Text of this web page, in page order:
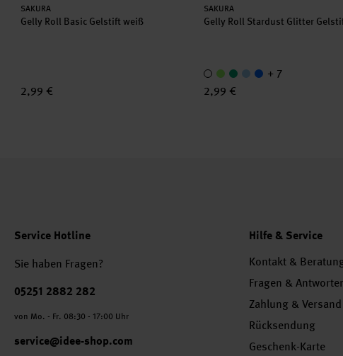
Hersteller:
SAKURA
Gelly Roll Basic Gelstift weiß
2,99 €
Hersteller:
SAKURA
Gelly Roll Stardust Glitter
+ 7
2,99 €
Service Hotline
Sie haben Fragen?
Telefonnummer
05251 2882 282
von Mo. - Fr. 08:30 - 17:00 Uhr
service@idee-shop.com
Hilfe & Service
Kontakt &
Fragen &
Zahlung & Versand
Rücksendung
Geschenk-Karte